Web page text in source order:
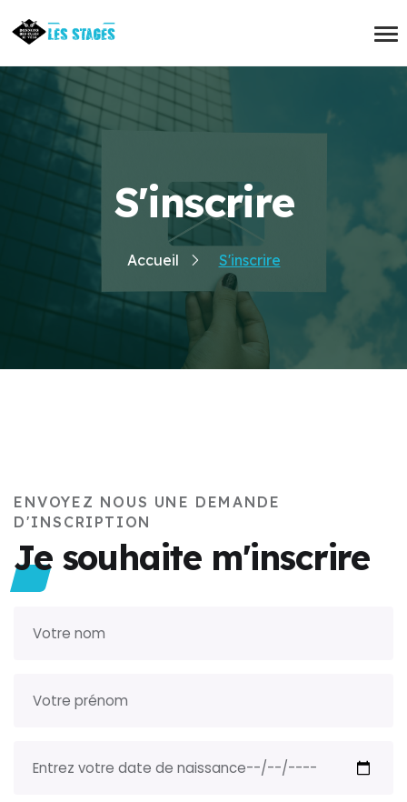
S'inscrire
Accueil S'inscrire
ENVOYEZ NOUS UNE DEMANDE
D'INSCRIPTION
Je souhaite m'inscrire